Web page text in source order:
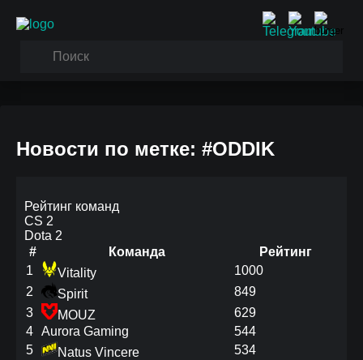
Новости по метке: #ODDIK
Рейтинг команд
CS 2
Dota 2
#
Команда
Рейтинг
1
Vitality
1000
2
Spirit
849
3
MOUZ
629
4 Aurora Gaming
544
5
Natus Vincere
534